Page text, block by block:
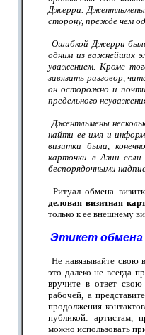
Джерри. Джентльмены
сторону, прежде чем
Ошибкой Джерри
одним из важнейших
уважением. Кроме
завязать разговор,
он осторожно и
предельного
Джентльмены
найти ее имя и
визитки была,
карточки в Азии
беспорядочными
Ритуал обмена
деловая визитная
только к ее внешнему
Этикет
Не навязывайте свою
это далеко не всегда
вручите в ответ свою
рабочей, а
продолжения
публикой: артистам,
можно использовать